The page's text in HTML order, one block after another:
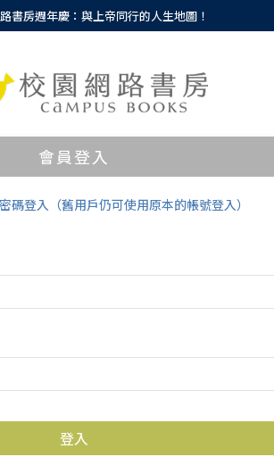
書房週年慶：與上帝同行的人生地圖！
會員登入
碼登入（舊用戶仍可使用原本的帳號登入）